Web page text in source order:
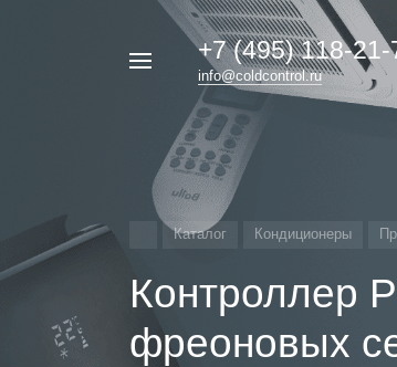
+7 (495) 118-21-
info@coldcontrol.ru
Каталог Кондиционеры
Контроллер
фреоновых